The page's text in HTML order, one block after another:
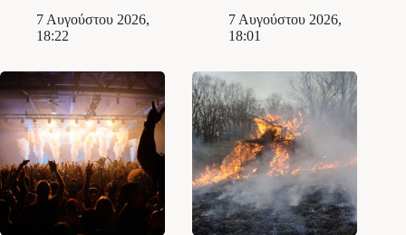
7 Αυγούστου 2026,
18:22
7 Αυγούστου 2026,
18:01